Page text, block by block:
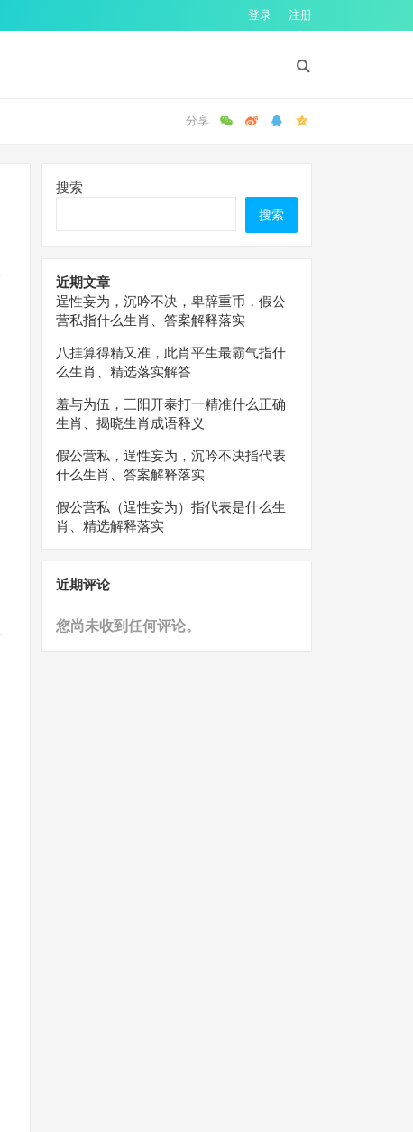
登录 注册
搜索
搜索
近期文章
逞性妄为，沉吟不决，卑辞重币，假公
营私指什么生肖、答案解释落实
八挂算得精又准，此肖平生最霸气指什
么生肖、精选落实解答
羞与为伍，三阳开泰打一精准什么正确
生肖、揭晓生肖成语释义
假公营私，逞性妄为，沉吟不决指代表
什么生肖、答案解释落实
假公营私（逞性妄为）指代表是什么生
肖、精选解释落实
近期评论
您尚未收到任何评论。